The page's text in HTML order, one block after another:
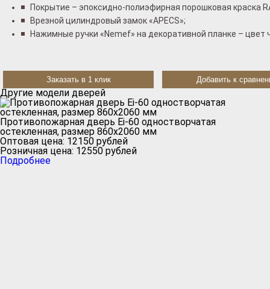
Покрытие – эпоксидно-полиэфирная порошковая краска
Врезной цилиндровый замок «АРЕCS»;
Нажимные ручки «Nemef» на декоративной планке – цвет
Заказать в 1 клик Добавить к
Другие модели дверей
Противопожарная дверь Ei-60 одностворчатая
остекленная, размер 860х2060 мм
Оптовая цена: 12150 рублей
Розничная цена: 12550 рублей
Подробнее